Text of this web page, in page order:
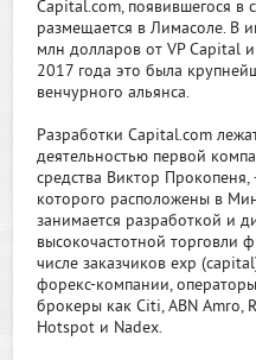
Capital.com, появившегося в
размещается в Лимасоле. В
млн долларов от VP Capital
2017 года это была
венчурного альянса.
Разработки Capital.com
деятельностью первой
средства Виктор
которого расположены в
занимается разработкой и
высокочастотной торговли
числе заказчиков exp
форекс-компании,
брокеры как Citi, ABN Amro,
Hotspot и Nadex.